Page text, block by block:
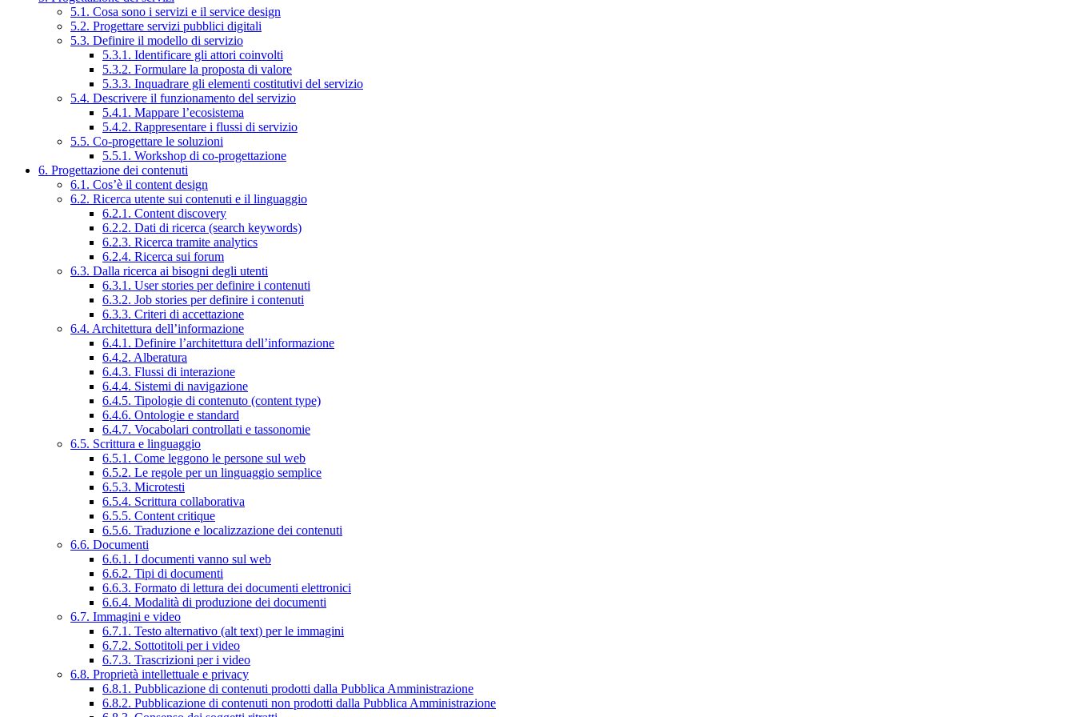
5.1. Cosa sono i servizi e il service design
5.2. Progettare servizi pubblici digitali
5.3. Definire il modello di servizio
5.3.1. Identificare gli attori coinvolti
5.3.2. Formulare la proposta di valore
5.3.3. Inquadrare gli elementi costitutivi del servizio
5.4. Descrivere il funzionamento del servizio
5.4.1. Mappare l’ecosistema
5.4.2. Rappresentare i flussi di servizio
5.5. Co-progettare le soluzioni
5.5.1. Workshop di co-progettazione
6. Progettazione dei contenuti
6.1. Cos’è il content design
6.2. Ricerca utente sui contenuti e il linguaggio
6.2.1. Content discovery
6.2.2. Dati di ricerca (search keywords)
6.2.3. Ricerca tramite analytics
6.2.4. Ricerca sui forum
6.3. Dalla ricerca ai bisogni degli utenti
6.3.1. User stories per definire i contenuti
6.3.2. Job stories per definire i contenuti
6.3.3. Criteri di accettazione
6.4. Architettura dell’informazione
6.4.1. Definire l’architettura dell’informazione
6.4.2. Alberatura
6.4.3. Flussi di interazione
6.4.4. Sistemi di navigazione
6.4.5. Tipologie di contenuto (content type)
6.4.6. Ontologie e standard
6.4.7. Vocabolari controllati e tassonomie
6.5. Scrittura e linguaggio
6.5.1. Come leggono le persone sul web
6.5.2. Le regole per un linguaggio semplice
6.5.3. Microtesti
6.5.4. Scrittura collaborativa
6.5.5. Content critique
6.5.6. Traduzione e localizzazione dei contenuti
6.6. Documenti
6.6.1. I documenti vanno sul web
6.6.2. Tipi di documenti
6.6.3. Formato di lettura dei documenti elettronici
6.6.4. Modalità di produzione dei documenti
6.7. Immagini e video
6.7.1. Testo alternativo (alt text) per le immagini
6.7.2. Sottotitoli per i video
6.7.3. Trascrizioni per i video
6.8. Proprietà intellettuale e privacy
6.8.1. Pubblicazione di contenuti prodotti dalla Pubblica Amministrazione
6.8.2. Pubblicazione di contenuti non prodotti dalla Pubblica Amministrazione